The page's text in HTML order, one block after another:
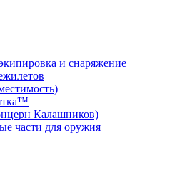
и снаряжение
Калашников)
части для оружия